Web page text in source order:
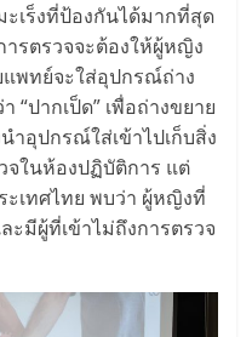
ะเร็งที่ป้องกันได้มากที่สุด
รตรวจจะต้องให้ผู้หญิง
พทย์จะใส่อุปกรณ์ถ่าง
“ปากเป็ด” เพื่อถ่างขยาย
อุปกรณ์ใส่เข้าไปเก็บสิ่ง
จในห้องปฏิบัติการ แต่
ะเทศไทย พบว่า ผู้หญิงที่
ะมีผู้ที่เข้าไม่ถึงการตรวจ